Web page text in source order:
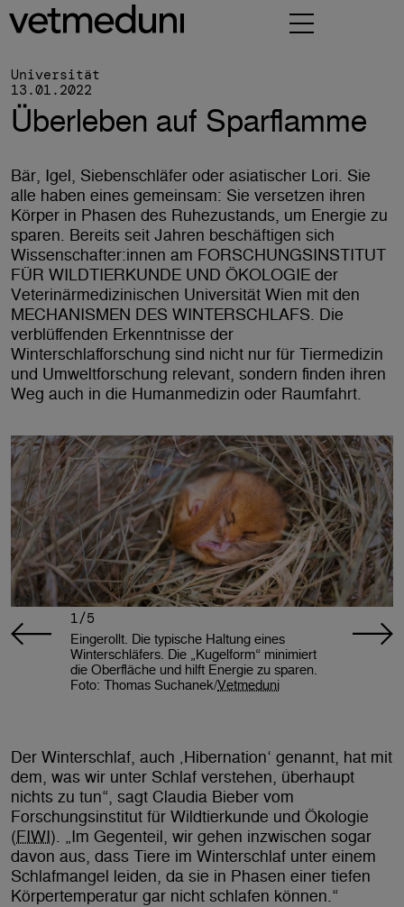
Hauptinhalt
Universität
13.01.2022
Überleben auf Sparflamme
Bär, Igel, Siebenschläfer oder asiatischer Lori. Sie
alle haben eines gemeinsam: Sie versetzen ihren
Körper in Phasen des Ruhezustands, um Energie zu
sparen. Bereits seit Jahren beschäftigen sich
Wissenschafter:innen am FORSCHUNGSINSTITUT
FÜR WILDTIERKUNDE UND ÖKOLOGIE der
Veterinärmedizinischen Universität Wien mit den
MECHANISMEN DES WINTERSCHLAFS. Die
verblüffenden Erkenntnisse der
Winterschlafforschung sind nicht nur für Tiermedizin
und Umweltforschung relevant, sondern finden ihren
Weg auch in die Humanmedizin oder Raumfahrt.
1/5
Eingerollt. Die typische Haltung eines
Winterschläfers. Die „Kugelform“ minimiert
die Oberfläche und hilft Energie zu sparen.
Foto: Thomas Suchanek/Vetmeduni
Der Winterschlaf, auch ‚Hibernation‘ genannt, hat mit
dem, was wir unter Schlaf verstehen, überhaupt
nichts zu tun“, sagt Claudia Bieber vom
Forschungsinstitut für Wildtierkunde und Ökologie
( FIWI ). „Im Gegenteil, wir gehen inzwischen sogar
davon aus, dass Tiere im Winterschlaf unter einem
Schlafmangel leiden, da sie in Phasen einer tiefen
Körpertemperatur gar nicht schlafen können.“